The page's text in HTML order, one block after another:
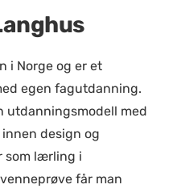
i Norge og er et
egen fagutdanning.
utdanningsmodell med
design og
som lærling i
får man